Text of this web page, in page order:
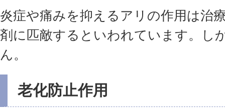
炎症や痛みを抑えるアリの作用は治
剤に匹敵するといわれています。し
ん。
老化防止作用